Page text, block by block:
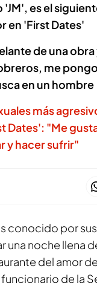
'JM', es el
en 'First Dates'
de una
me
en un hombre
más
Dates': "Me
y hacer sufrir"
conocido por
una noche llena
del amor de
funcionario de la